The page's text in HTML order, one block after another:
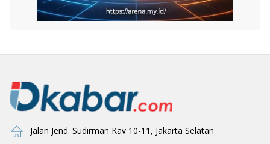
Jalan Jend. Sudirman Kav 10-11, Jakarta Selatan